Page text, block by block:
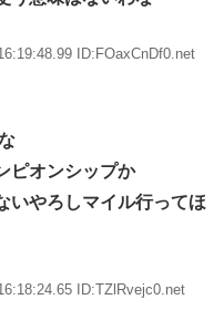
ID:FOaxCnDf0.net
ピオンシップか
いやろしマイル行ってほ
ID:TZlRvejc0.net